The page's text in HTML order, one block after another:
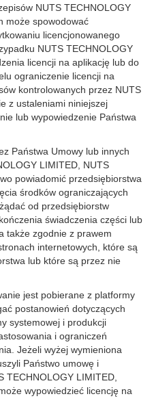
NUTS TECHNOLOGY
może spowodować
licencjonowanego
NUTS TECHNOLOGY
licencji na aplikację lub do
ograniczenie licencji na
kontrolowanych przez NUTS
z ustaleniami niniejszej
lub wypowiedzenie Państwa
Państwa Umowy lub innych
LIMITED, NUTS
powiadomić przedsiębiorstwa
środków ograniczających
od przedsiębiorstw
świadczenia części lub
także zgodnie z prawem
internetowych, które są
lub które są przez nie
jest pobierane z platformy
postanowień dotyczących
systemowej i produkcji
i ograniczeń
Jeżeli wyżej wymieniona
Państwo umowę i
TECHNOLOGY LIMITED,
wypowiedzieć licencję na